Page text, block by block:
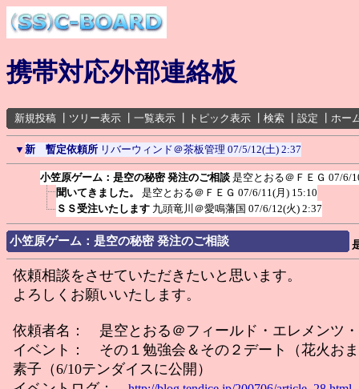
携帯対応外部連絡板
新規投稿 ツリー表示 一覧表示 トピック表示 検索 設定 ホー
▼ 新 暫定依頼所 リバーウィンド＠茶板管理 07/5/12(土) 2:37
小笠原ゲーム：是空の秘密 発注のご相談 是空とおる＠ＦＥＧ 07/6/
聞いてきました。
是空とおる＠ＦＥＧ 07/6/11(月) 15:10
ＳＳ受注いたします 九頭竜川＠愛鳴藩国 07/6/12(火) 2:37
小笠原ゲーム：是空の秘密 発注のご相談
依頼相談をさせていただきたいと思います。
よろしくお願いいたします。
依頼者名： 是空とおる＠フィールド・エレメンツ
イベント： その１勉強会＆その２デート（花火お
素子（6/10テンダイスに公開）